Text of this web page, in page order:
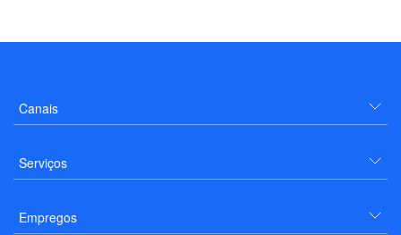
Canais
Serviços
Empregos